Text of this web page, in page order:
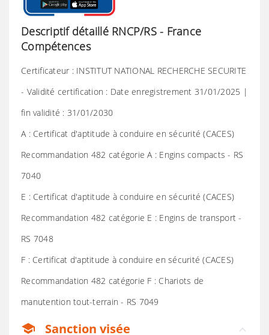
Descriptif détaillé RNCP/RS - France
Compétences
Certificateur : INSTITUT NATIONAL RECHERCHE SECURITE
- Validité certification : Date enregistrement 31/01/2025 |
fin validité : 31/01/2030
A : Certificat d'aptitude à conduire en sécurité (CACES)
Recommandation 482 catégorie A : Engins compacts - RS
7040
E : Certificat d'aptitude à conduire en sécurité (CACES)
Recommandation 482 catégorie E : Engins de transport -
RS 7048
F : Certificat d'aptitude à conduire en sécurité (CACES)
Recommandation 482 catégorie F : Chariots de
manutention tout-terrain - RS 7049
school Sanction visée